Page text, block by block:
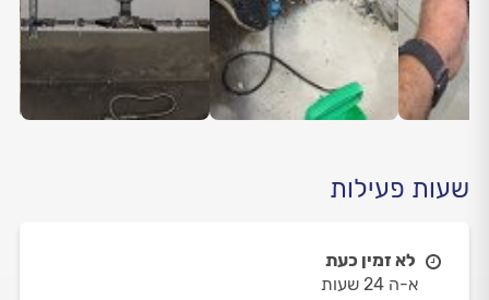
שעות פעילות
לא זמין כעת
א-ה 24 שעות